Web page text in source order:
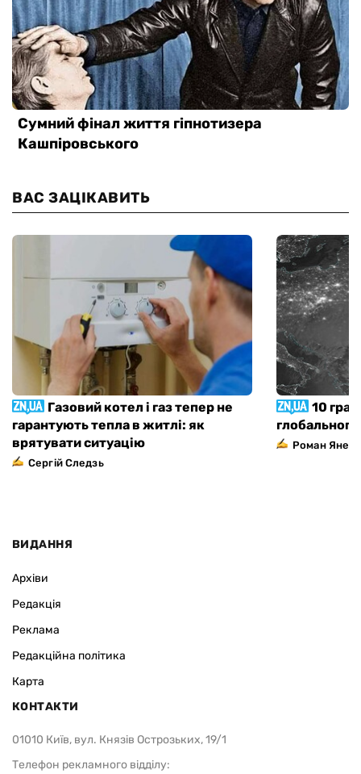
ВАС ЗАЦІКАВИТЬ
Газовий котел і газ тепер не
гарантують тепла в житлі: як
врятувати ситуацію
Сергій Следзь
10
Роман
ВИДАННЯ
Архіви
Редакція
Реклама
Редакційна політика
Карта
КОНТАКТИ
01010 Київ, вул. Князів Острозьких, 19/1
Телефон рекламного відділу: